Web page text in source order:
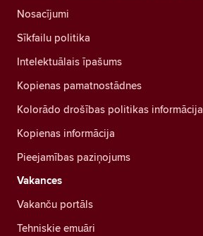
Nosacījumi
Sīkfailu politika
Intelektuālais īpašums
Kopienas pamatnostādnes
Kolorādo drošības politikas informācija
Kopienas informācija
Pieejamības paziņojums
Vakances
Vakanču portāls
Tehniskie emuāri